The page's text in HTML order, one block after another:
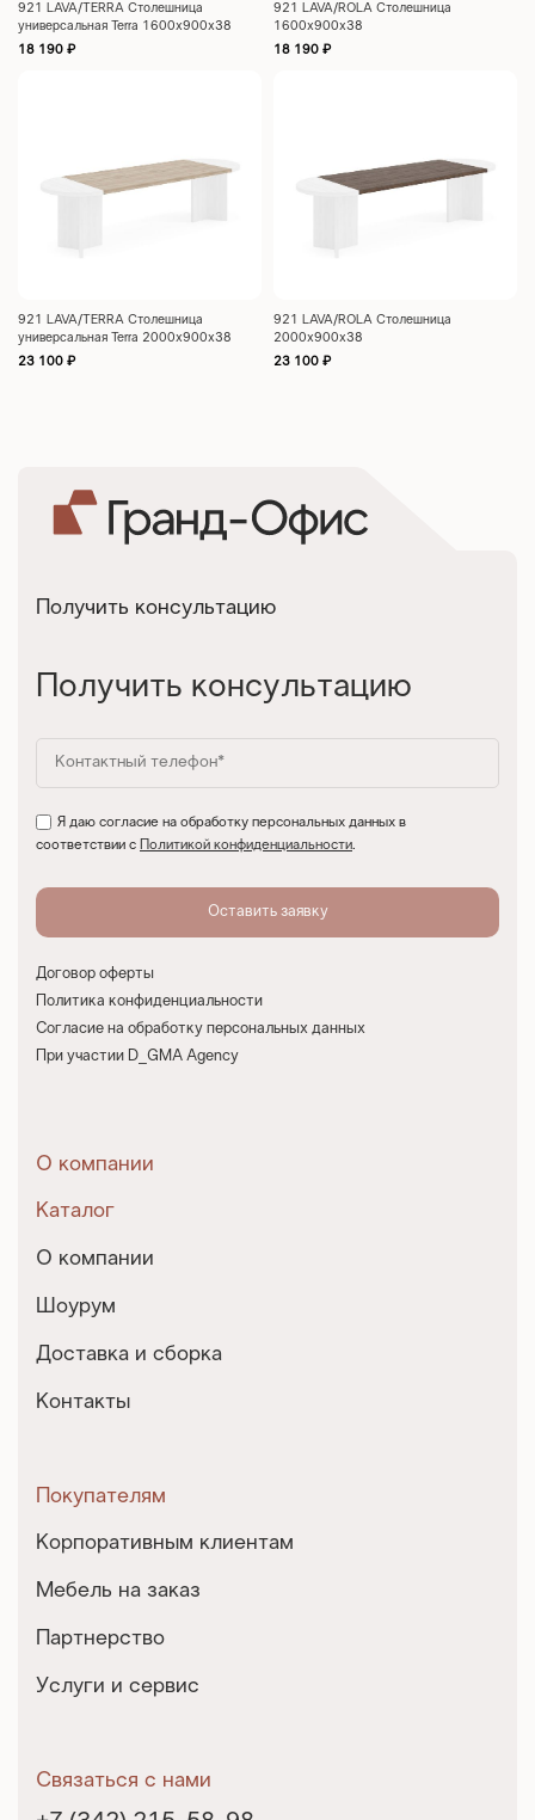
921 LAVA/TERRA Столешница
универсальная Terra 1600x900x38
18 190 ₽
921 LAVA/ROLA Столешница
1600x900x38
18 190 ₽
921 LAVA/TERRA Столешница
универсальная Terra 2000x900x38
23 100 ₽
921 LAVA/ROLA Столешница
2000x900x38
23 100 ₽
Получить консультацию
Получить консультацию
Я даю согласие на обработку персональных данных в
соответствии с
Политикой конфиденциальности.
Договор оферты
Политика конфиденциальности
Согласие на обработку персональных данных
При участии D_GMA Agency
О компании
Каталог
О компании
Шоурум
Доставка и сборка
Контакты
Покупателям
Корпоративным клиентам
Мебель на заказ
Партнерство
Услуги и сервис
Связаться с нами